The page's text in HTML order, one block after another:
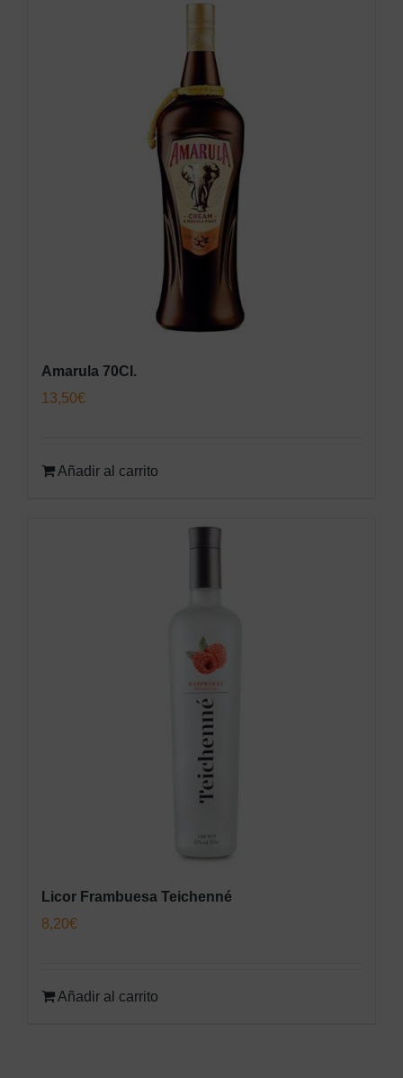
Amarula 70Cl.
13,50€
Añadir al carrito
Licor Frambuesa Teichenné
8,20€
Añadir al carrito